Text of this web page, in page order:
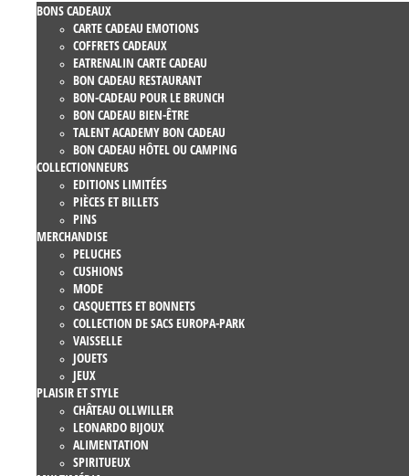
BONS CADEAUX
CARTE CADEAU EMOTIONS
COFFRETS CADEAUX
EATRENALIN CARTE CADEAU
BON CADEAU RESTAURANT
BON-CADEAU POUR LE BRUNCH
BON CADEAU BIEN-ÊTRE
TALENT ACADEMY BON CADEAU
BON CADEAU HÔTEL OU CAMPING
COLLECTIONNEURS
EDITIONS LIMITÉES
PIÈCES ET BILLETS
PINS
MERCHANDISE
PELUCHES
CUSHIONS
MODE
CASQUETTES ET BONNETS
COLLECTION DE SACS EUROPA-PARK
VAISSELLE
JOUETS
JEUX
PLAISIR ET STYLE
CHÂTEAU OLLWILLER
LEONARDO BIJOUX
ALIMENTATION
SPIRITUEUX